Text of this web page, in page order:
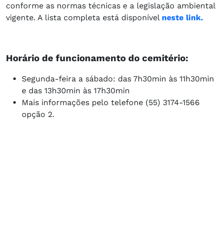
conforme as normas técnicas e a legislação ambiental
vigente. A lista completa está disponível neste link.
Horário de funcionamento do cemitério:
Segunda-feira a sábado: das 7h30min às 11h30min
e das 13h30min às 17h30min
Mais informações pelo telefone (55) 3174-1566
opção 2.